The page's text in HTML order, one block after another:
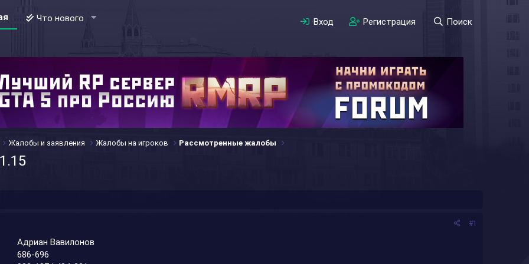
Что нового Вход Регистрация Поиск
Жалобы и заявления Жалобы на игроков Рассмотренные жалобы
#1
Адриан Вавилонов
686-696